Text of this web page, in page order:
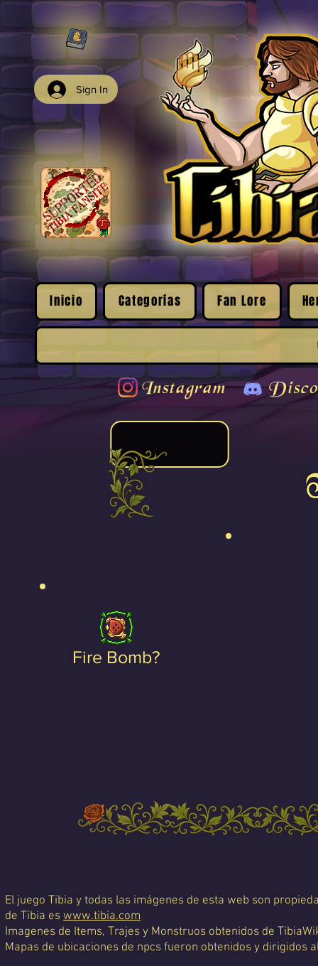
Sign In
Inicio Categorías Fan Lore
Instagram
Fire Bomb?
El juego Tibia y todas las imágenes de esta web son
de Tibia es www.tibia.com
Imagenes de Items, Trajes y Monstruos obtenidos de
Mapas de ubicaciones de npcs fueron obtenidos y dirigidos